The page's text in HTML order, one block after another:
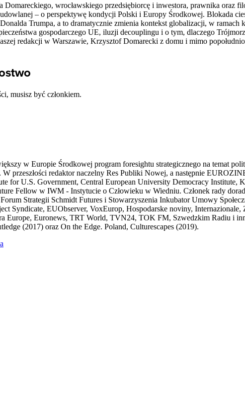
Domareckiego, wrocławskiego przedsiębiorcę i inwestora, prawnika oraz
– o perspektywę kondycji Polski i Europy Środkowej. Blokada
Trumpa, a to dramatycznie zmienia kontekst globalizacji, w ramach
gospodarczego UE, iluzji decouplingu i o tym, dlaczego
redakcji w Warszawie, Krzysztof Domarecki z domu i mimo
musisz być członkiem.
w Europie Środkowej program foresightu strategicznego na temat
przeszłości redaktor naczelny Res Publiki Nowej, a następnie
for U.S. Government, Central European University Democracy Institute,
Fellow w IWM - Instytucie o Człowieku w Wiedniu. Członek rady
Strategii Schmidt Futures i Stowarzyszenia Inkubator Umowy
Syndicate, EUObserver, VoxEurop, Hospodarske noviny,
Europe, Euronews, TRT World, TVN24, TOK FM, Szwedzkim Radiu i
(2017) oraz On the Edge. Poland, Culturescapes (2019).